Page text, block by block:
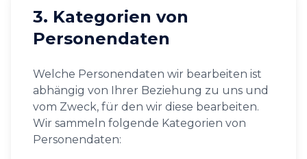
3. Kategorien von
Personendaten
Welche Personendaten wir bearbeiten ist
abhängig von Ihrer Beziehung zu uns und
vom Zweck, für den wir diese bearbeiten.
Wir sammeln folgende Kategorien von
Personendaten: